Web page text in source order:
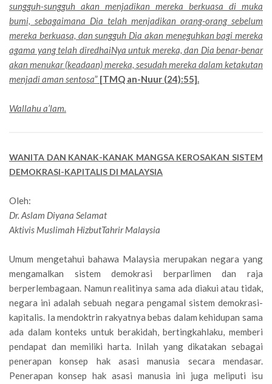
sungguh-sungguh akan menjadikan mereka berkuasa di muka
bumi, sebagaimana Dia telah menjadikan orang-orang sebelum
mereka berkuasa, dan sungguh Dia akan meneguhkan bagi mereka
agama yang telah diredhaiNya untuk mereka, dan Dia benar-benar
akan menukar (keadaan) mereka, sesudah mereka dalam ketakutan
menjadi aman sentosa” [TMQ an-Nuur (24):55].
Wallahu a’lam.
WANITA DAN KANAK-KANAK MANGSA KEROSAKAN SISTEM
DEMOKRASI-KAPITALIS DI MALAYSIA
Oleh:
Dr. Aslam Diyana Selamat
Aktivis Muslimah HizbutTahrir Malaysia
Umum mengetahui bahawa Malaysia merupakan negara yang
mengamalkan sistem demokrasi berparlimen dan raja
berperlembagaan. Namun realitinya sama ada diakui atau tidak,
negara ini adalah sebuah negara pengamal sistem demokrasi-
kapitalis. Ia mendoktrin rakyatnya bebas dalam kehidupan sama
ada dalam konteks untuk berakidah, bertingkahlaku, memberi
pendapat dan memiliki harta. Inilah yang dikatakan sebagai
penerapan konsep hak asasi manusia secara mendasar.
Penerapan konsep hak asasi manusia ini juga meliputi isu